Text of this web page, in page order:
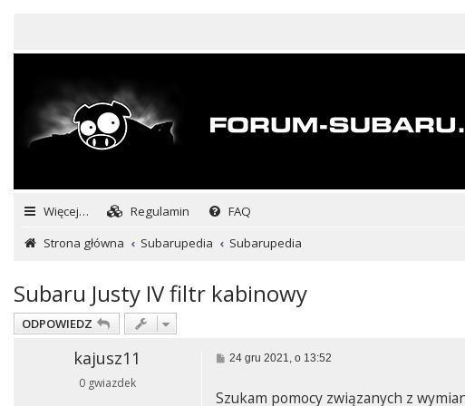
Więcej… Regulamin FAQ
Strona główna
Subarupedia Subarupedia
Subaru Justy IV filtr kabinowy
ODPOWIEDZ
kajusz11
0 gwiazdek
P
t
24 gru 2021, o 13:52
Szukam pomocy związanych z